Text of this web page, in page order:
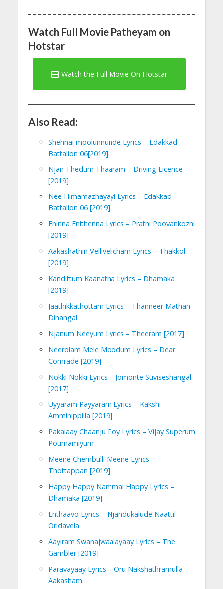
Watch Full Movie Patheyam on
Hotstar
Watch the Full Movie On Hotstar
Also Read:
Shehnai moolunnunde Lyrics – Edakkad
Battalion 06[2019]
Njan Thedum Thaaram – Driving Licence
[2019]
Nee Himamazhayayi Lyrics – Edakkad
Battalion 06 [2019]
Eninna Enithenna Lyrics – Prathi Poovankozhi
[2019]
Aakashathin Vellivelicham Lyrics – Thakkol
[2019]
Kandittum Kaanatha Lyrics – Dhamaka
[2019]
Jaathikkathottam Lyrics – Thanneer Mathan
Dinangal
Njanum Neeyum Lyrics – Theeram [2017]
Neerolam Mele Moodum Lyrics – Dear
Comrade [2019]
Nokki Nokki Lyrics – Jomonte Suviseshangal
[2017]
Uyyaram Payyaram Lyrics – Kakshi
Amminippilla [2019]
Pakalaay Chaanju Poy Lyrics – Vijay Superum
Pournamiyum
Meene Chembulli Meene Lyrics –
Thottappan [2019]
Happy Happy Nammal Happy Lyrics –
Dhamaka [2019]
Enthaavo Lyrics – Njandukalude Naattil
Oridavela
Aayiram Swanajwaalayaay Lyrics – The
Gambler [2019]
Paravayaay Lyrics – Oru Nakshathramulla
Aakasham